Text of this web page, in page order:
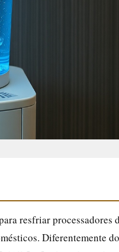
resfriar processadores
Diferentemente